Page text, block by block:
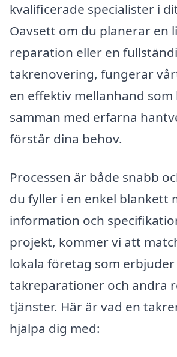
kvalificerade specialister i
Oavsett om du planerar en
reparation eller en
takrenovering, fungerar
en effektiv mellanhand
samman med erfarna
förstår dina behov.
Processen är både snabb
du fyller i en enkel blankett
information och
projekt, kommer vi att
lokala företag som
takreparationer och andra
tjänster. Här är vad en
hjälpa dig med: